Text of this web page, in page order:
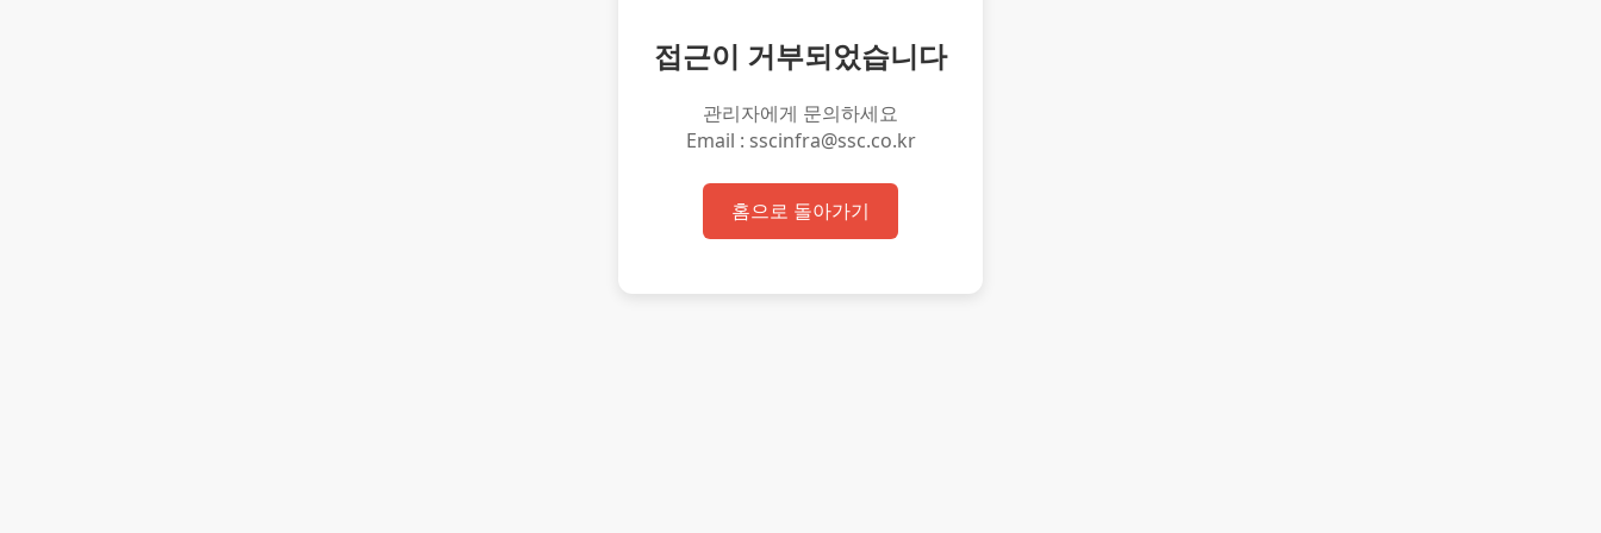
접근이 거부되었습니다
관리자에게 문의하세요
Email : sscinfra@ssc.co.kr
홈으로 돌아가기